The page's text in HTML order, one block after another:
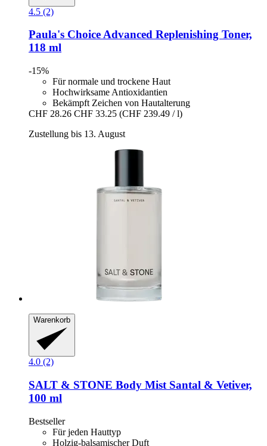
4.5 (2)
Paula's ChoiceAdvanced Replenishing Toner,
118 ml
-15%
Für normale und trockene Haut
Hochwirksame Antioxidantien
Bekämpft Zeichen von Hautalterung
CHF 28.26 CHF 33.25 (CHF 239.49 / l)
Zustellung bis 13. August
Warenkorb
4.0 (2)
SALT & STONE Body Mist Santal & Vetiver,
100 ml
Bestseller
Für jeden Hauttyp
Holzig-balsamischer Duft